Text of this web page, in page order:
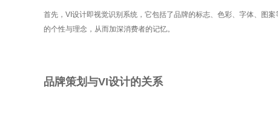
首先，VI设计即视觉识别系统，它包括了品牌的标志、色彩、字体、图
的个性与理念，从而加深消费者的记忆。
品牌策划与VI设计的关系